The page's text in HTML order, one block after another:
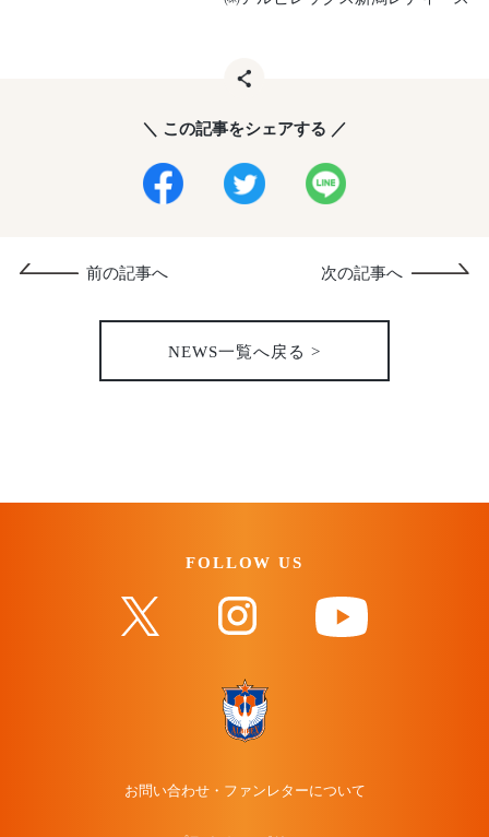
＼ この記事をシェアする ／
NEWS一覧へ戻る >
前の記事へ 次の記事へ
FOLLOW US
お問い合わせ・ファンレターについて